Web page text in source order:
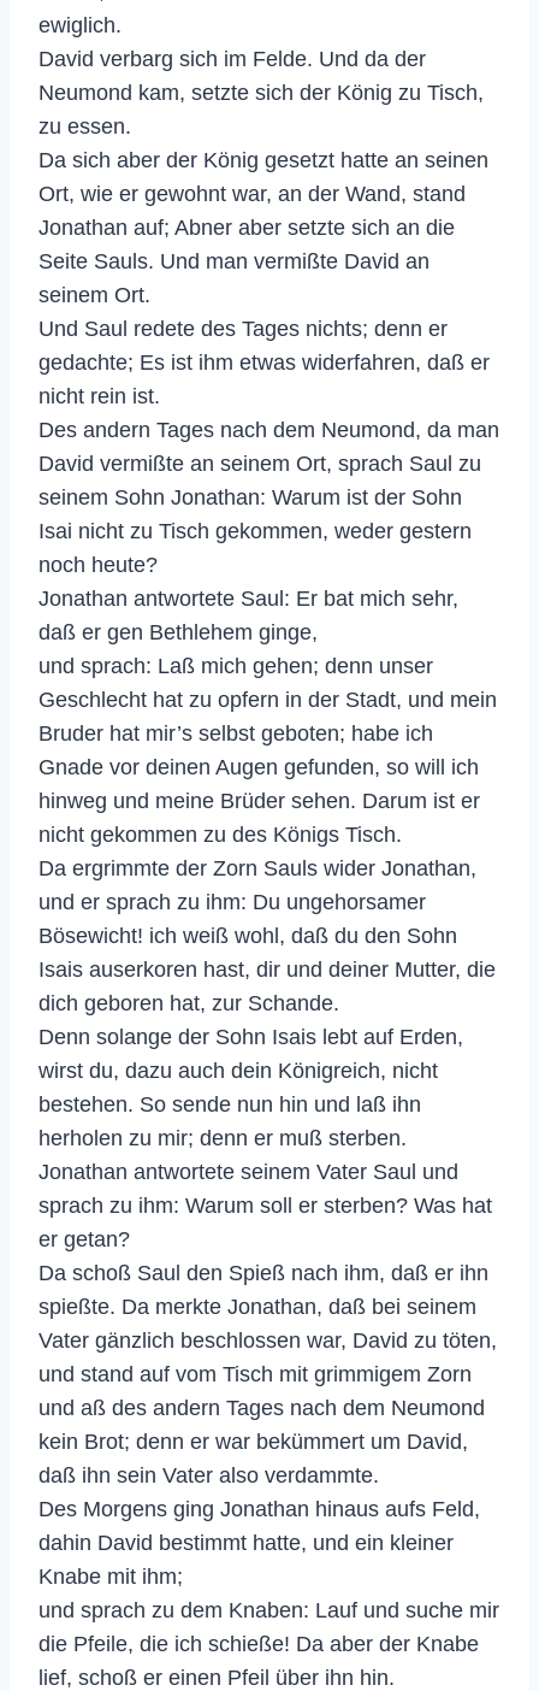
ewiglich.
David verbarg sich im Felde. Und da der
Neumond kam, setzte sich der König zu Tisch,
zu essen.
Da sich aber der König gesetzt hatte an seinen
Ort, wie er gewohnt war, an der Wand, stand
Jonathan auf; Abner aber setzte sich an die
Seite Sauls. Und man vermißte David an
seinem Ort.
Und Saul redete des Tages nichts; denn er
gedachte; Es ist ihm etwas widerfahren, daß er
nicht rein ist.
Des andern Tages nach dem Neumond, da man
David vermißte an seinem Ort, sprach Saul zu
seinem Sohn Jonathan: Warum ist der Sohn
Isai nicht zu Tisch gekommen, weder gestern
noch heute?
Jonathan antwortete Saul: Er bat mich sehr,
daß er gen Bethlehem ginge,
und sprach: Laß mich gehen; denn unser
Geschlecht hat zu opfern in der Stadt, und mein
Bruder hat mir’s selbst geboten; habe ich
Gnade vor deinen Augen gefunden, so will ich
hinweg und meine Brüder sehen. Darum ist er
nicht gekommen zu des Königs Tisch.
Da ergrimmte der Zorn Sauls wider Jonathan,
und er sprach zu ihm: Du ungehorsamer
Bösewicht! ich weiß wohl, daß du den Sohn
Isais auserkoren hast, dir und deiner Mutter, die
dich geboren hat, zur Schande.
Denn solange der Sohn Isais lebt auf Erden,
wirst du, dazu auch dein Königreich, nicht
bestehen. So sende nun hin und laß ihn
herholen zu mir; denn er muß sterben.
Jonathan antwortete seinem Vater Saul und
sprach zu ihm: Warum soll er sterben? Was hat
er getan?
Da schoß Saul den Spieß nach ihm, daß er ihn
spießte. Da merkte Jonathan, daß bei seinem
Vater gänzlich beschlossen war, David zu töten,
und stand auf vom Tisch mit grimmigem Zorn
und aß des andern Tages nach dem Neumond
kein Brot; denn er war bekümmert um David,
daß ihn sein Vater also verdammte.
Des Morgens ging Jonathan hinaus aufs Feld,
dahin David bestimmt hatte, und ein kleiner
Knabe mit ihm;
und sprach zu dem Knaben: Lauf und suche mir
die Pfeile, die ich schieße! Da aber der Knabe
lief, schoß er einen Pfeil über ihn hin.